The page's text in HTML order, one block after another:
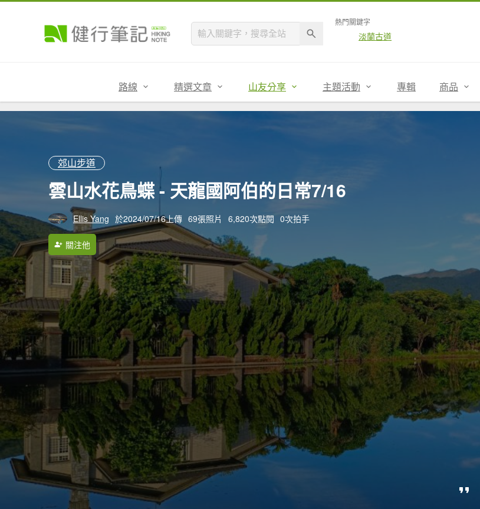
熱門關鍵字
淡蘭古道
路線 精選文章 山友分享 主題活動 專輯 商品
郊山步道
雲山水花鳥蝶 - 天龍國阿伯的日常7/16
Ellis Yang 於2024/07/16上傳 69張照片 6,820次點閱 0次拍手
關注他